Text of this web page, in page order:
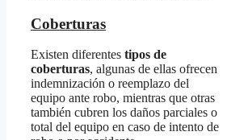
Coberturas
Existen diferentes tipos de
coberturas, algunas de ellas ofrecen
indemnización o reemplazo del
equipo ante robo, mientras que otras
también cubren los daños parciales o
total del equipo en caso de intento de